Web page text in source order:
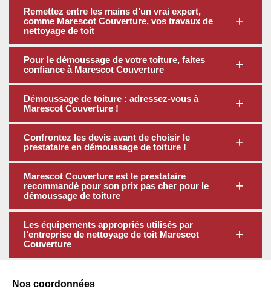
Remettez entre les mains d’un vrai expert,
comme Marescot Couverture, vos travaux de
nettoyage de toit
Pour le démoussage de votre toiture, faites
confiance à Marescot Couverture
Démoussage de toiture : adressez-vous à
Marescot Couverture !
Confrontez les devis avant de choisir le
prestataire en démoussage de toiture !
Marescot Couverture est le prestataire
recommandé pour son prix pas cher pour le
démoussage de toiture
Les équipements appropriés utilisés par
l’entreprise de nettoyage de toit Marescot
Couverture
Nos coordonnées